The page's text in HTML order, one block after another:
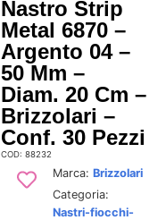
Nastro Strip
Metal 6870 –
Argento 04 –
50 Mm –
Diam. 20 Cm –
Brizzolari –
Conf. 30 Pezzi
COD: 88232
Marca: Brizzolari
Categoria:
Nastri-fiocchi-